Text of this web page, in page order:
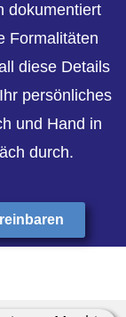
dokumentiert
Formalitäten
diese Details
persönliches
und Hand in
durch.